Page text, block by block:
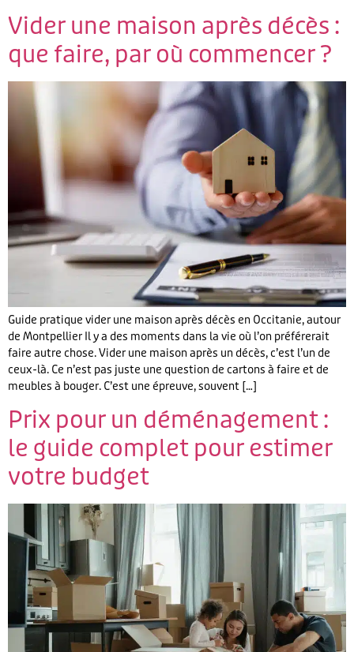
Vider une maison après décès :
que faire, par où commencer ?
Guide pratique vider une maison après décès en Occitanie, autour
de Montpellier Il y a des moments dans la vie où l’on préférerait
faire autre chose. Vider une maison après un décès, c’est l’un de
ceux-là. Ce n’est pas juste une question de cartons à faire et de
meubles à bouger. C’est une épreuve, souvent […]
Prix pour un déménagement :
le guide complet pour estimer
votre budget